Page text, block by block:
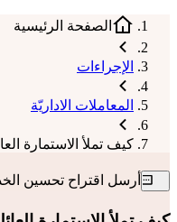
الصفحة الرئيسية
الإجراءات
المعاملات الاداريّة
كيف تملأ الاستمارة
أرسل اقتراح تحسين